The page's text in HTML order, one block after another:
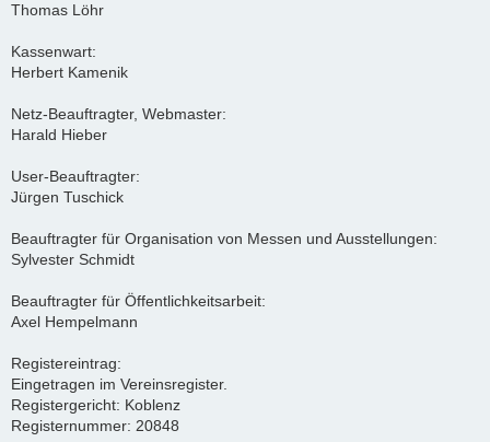
Thomas Löhr
Kassenwart:
Herbert Kamenik
Netz-Beauftragter, Webmaster:
Harald Hieber
User-Beauftragter:
Jürgen Tuschick
Beauftragter für Organisation von Messen und Ausstellungen:
Sylvester Schmidt
Beauftragter für Öffentlichkeitsarbeit:
Axel Hempelmann
Registereintrag:
Eingetragen im Vereinsregister.
Registergericht: Koblenz
Registernummer: 20848